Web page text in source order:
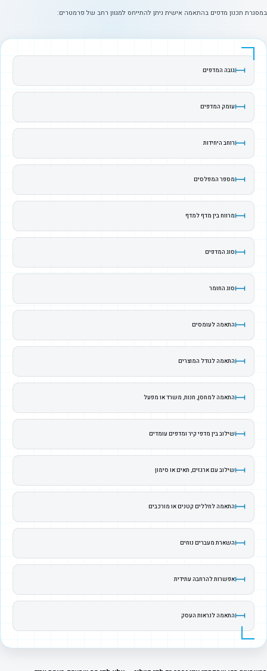
במסגרת תכנון מדפים בהתאמה אישית ניתן להתייחס למגוון רחב של פרמטרים:
גובה המדפים
עומק המדפים
רוחב היחידות
מספר המפלסים
מרווח בין מדף למדף
סוג המדפים
סוג החומר
התאמה לעומסים
התאמה לגודל המוצרים
התאמה למחסן, חנות, משרד או מפעל
שילוב בין מדפי קיר ומדפים עומדים
שילוב עם ארגזים, תאים או סימון
התאמה לחללים קטנים או מורכבים
השארת מעברים נוחים
אפשרות להרחבה עתידית
התאמה לנראות העסק